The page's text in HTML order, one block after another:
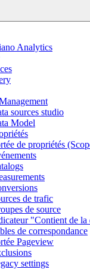
Analytics
sources studio
Model
de propriétés
de trafic
de source
"Contient de la
de correspondance
Pageview
settings